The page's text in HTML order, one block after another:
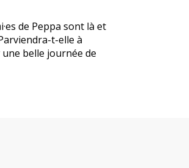
de Peppa sont là et
t-elle à
une belle journée de